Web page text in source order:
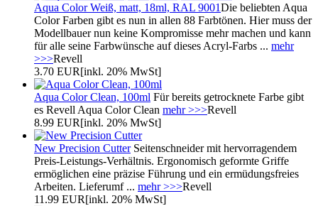
Aqua Color Weiß, matt, 18ml, RAL 9001Die beliebten Aqua
Color Farben gibt es nun in allen 88 Farbtönen. Hier muss der
Modellbauer nun keine Kompromisse mehr machen und kann
für alle seine Farbwünsche auf dieses Acryl-Farbs ... mehr
>>>Revell
3.70 EUR[inkl. 20% MwSt]
Aqua Color Clean, 100ml Für bereits getrocknete Farbe gibt
es Revell Aqua Color Clean mehr >>>Revell
8.99 EUR[inkl. 20% MwSt]
New Precision CutterSeitenschneider mit hervorragendem
Preis-Leistungs-Verhältnis. Ergonomisch geformte Griffe
ermöglichen eine präzise Führung und ein ermüdungsfreies
Arbeiten. Lieferumf ... mehr >>>Revell
11.99 EUR[inkl. 20% MwSt]